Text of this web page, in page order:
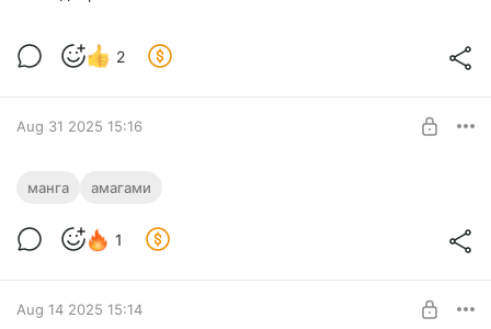
2
Aug 31 2025 15:16
Брачные узы с семьёй Амагами 192
манга амагами
1
Aug 14 2025 15:14